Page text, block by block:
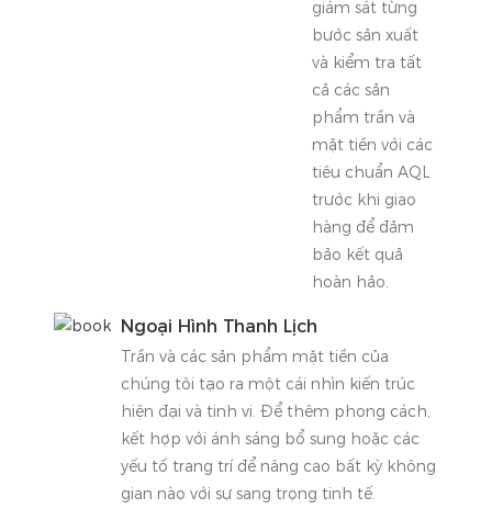
giám sát từng
bước sản xuất
và kiểm tra tất
cả các sản
phẩm trần và
mặt tiền với các
tiêu chuẩn AQL
trước khi giao
hàng để đảm
bảo kết quả
hoàn hảo.
Ngoại Hình Thanh Lịch
Trần và các sản phẩm mặt tiền của
chúng tôi tạo ra một cái nhìn kiến ​​trúc
hiện đại và tinh vi. Để thêm phong cách,
kết hợp với ánh sáng bổ sung hoặc các
yếu tố trang trí để nâng cao bất kỳ không
gian nào với sự sang trọng tinh tế.